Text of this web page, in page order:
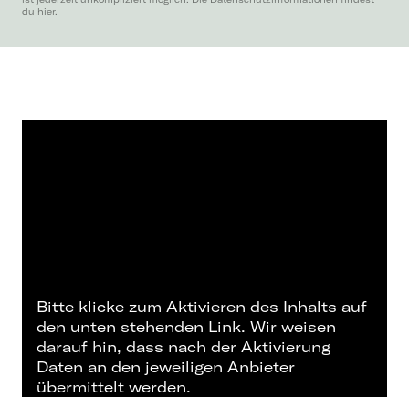
du hier.
Bitte klicke zum Aktivieren des Inhalts auf
den unten stehenden Link. Wir weisen
darauf hin, dass nach der Aktivierung
Daten an den jeweiligen Anbieter
übermittelt werden.